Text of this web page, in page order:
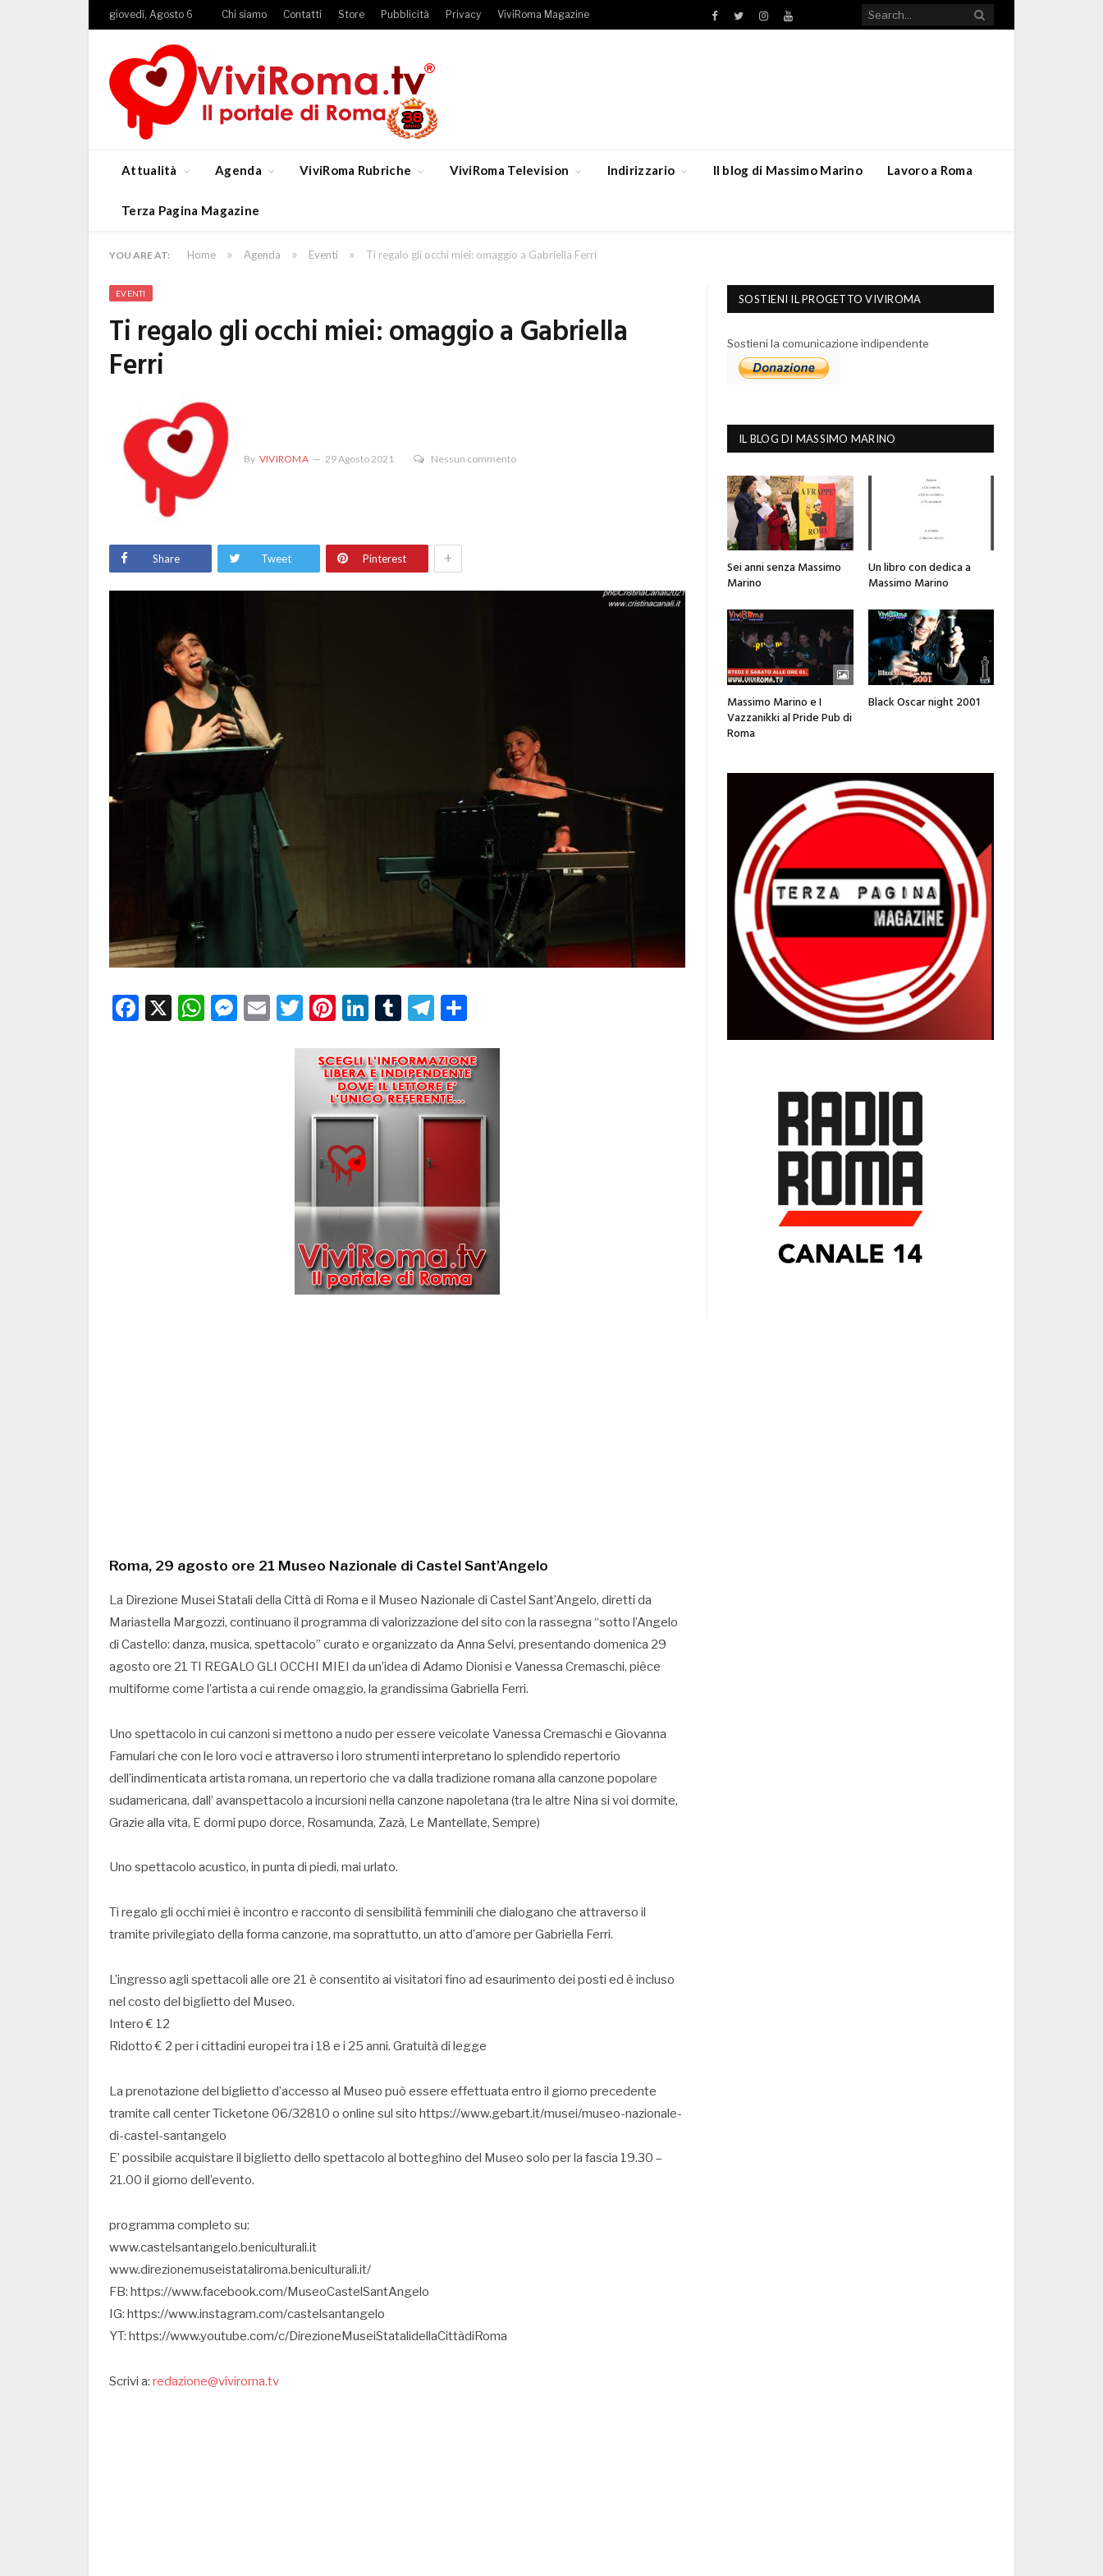
giovedì, Agosto 6 Chi siamo Contatti Store Pubblicità Privacy ViviRoma Magazine Facebook
TwitterInstagramYouTube
Attualità Agenda ViviRoma Rubriche ViviRoma Television Indirizzario Il blog di Massimo Marino Lavoro a Roma
Terza Pagina Magazine
YOU ARE AT: Home » Agenda » Eventi » Ti regalo gli occhi miei: omaggio a Gabriella Ferri
EVENTI
Ti regalo gli occhi miei: omaggio a Gabriella
Ferri
By VIVIROMA 29 Agosto 2021 Nessun commento
Share Tweet Pinterest +
Facebook
X WhatsApp
Messenger
EmailTwitter
Pinterest
LinkedIn
TumblrTelegram
Roma, 29 agosto ore 21 Museo Nazionale di Castel Sant’Angelo
La Direzione Musei Statali della Città di Roma e il Museo Nazionale di Castel Sant’Angelo, diretti da
Mariastella Margozzi, continuano il programma di valorizzazione del sito con la rassegna “sotto l’Angelo
di Castello: danza, musica, spettacolo” curato e organizzato da Anna Selvi, presentando domenica 29
agosto ore 21 TI REGALO GLI OCCHI MIEI da un’idea di Adamo Dionisi e Vanessa Cremaschi, pièce
multiforme come l’artista a cui rende omaggio, la grandissima Gabriella Ferri.
Uno spettacolo in cui canzoni si mettono a nudo per essere veicolate Vanessa Cremaschi e Giovanna
Famulari che con le loro voci e attraverso i loro strumenti interpretano lo splendido repertorio
dell’indimenticata artista romana, un repertorio che va dalla tradizione romana alla canzone popolare
sudamericana, dall’ avanspettacolo a incursioni nella canzone napoletana (tra le altre Nina si voi dormite,
Grazie alla vita, E dormi pupo dorce, Rosamunda, Zazà, Le Mantellate, Sempre)
Uno spettacolo acustico, in punta di piedi, mai urlato.
Ti regalo gli occhi miei è incontro e racconto di sensibilità femminili che dialogano che attraverso il
tramite privilegiato della forma canzone, ma soprattutto, un atto d’amore per Gabriella Ferri.
L’ingresso agli spettacoli alle ore 21 è consentito ai visitatori fino ad esaurimento dei posti ed è incluso
nel costo del biglietto del Museo.
Intero € 12
Ridotto € 2 per i cittadini europei tra i 18 e i 25 anni. Gratuità di legge
La prenotazione del biglietto d’accesso al Museo può essere effettuata entro il giorno precedente
tramite call center Ticketone 06/32810 o online sul sito https://www.gebart.it/musei/museo-nazionale-
di-castel-santangelo
E’ possibile acquistare il biglietto dello spettacolo al botteghino del Museo solo per la fascia 19.30 –
21.00 il giorno dell’evento.
programma completo su:
www.castelsantangelo.beniculturali.it
www.direzionemuseistataliroma.beniculturali.it/
FB: https://www.facebook.com/MuseoCastelSantAngelo
IG: https://www.instagram.com/castelsantangelo
YT: https://www.youtube.com/c/DirezioneMuseiStatalidellaCittàdiRoma
Scrivi a: redazione@viviroma.tv
SOSTIENI IL PROGETTO VIVIROMA
Sostieni la comunicazione indipendente
IL BLOG DI MASSIMO MARINO
Sei anni senza Massimo
Marino
Un libro con dedica a
Massimo Marino
Massimo Marino e I
Vazzanikki al Pride Pub di
Roma
Black Oscar night 2001